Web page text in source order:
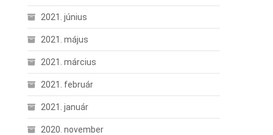
2021. június
2021. május
2021. március
2021. február
2021. január
2020. november